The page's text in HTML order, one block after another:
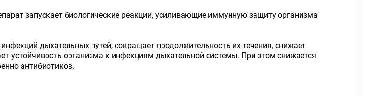
запускает биологические реакции, усиливающие иммунную защиту организма
дыхательных путей, сокращает продолжительность их течения, снижает
устойчивость организма к инфекциям дыхательной системы. При этом снижается
антибиотиков.